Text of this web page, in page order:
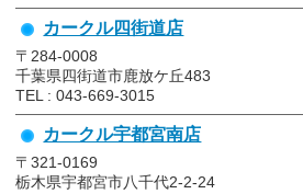
カークル四街道店
〒284-0008
千葉県四街道市鹿放ケ丘483
TEL : 043-669-3015
カークル宇都宮南店
〒321-0169
栃木県宇都宮市八千代2-2-24